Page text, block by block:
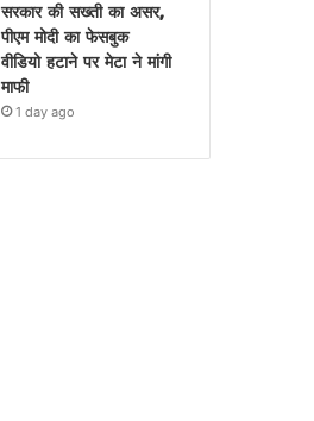
सरकार की सख्ती का असर,
पीएम मोदी का फेसबुक
वीडियो हटाने पर मेटा ने मांगी
माफी
1 day ago